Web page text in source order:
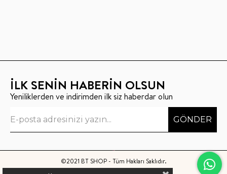
İLK SENİN HABERİN OLSUN
Yeniliklerden ve indirimden ilk siz haberdar olun
GÖNDER
©2021 BT SHOP - Tüm Hakları Saklıdır.